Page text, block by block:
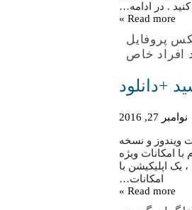
. در ادامه…
Read more »
پروفایل
افراد خاص
+دانلود
نوامبر 27, 2016
ویندوز و نسخه
امکانات ویژه
یک اپلیکیشن با
امکانات…
Read more »